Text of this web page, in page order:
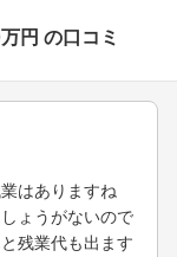
円 の口コミ
はありますね
ょうがないので
残業代も出ます